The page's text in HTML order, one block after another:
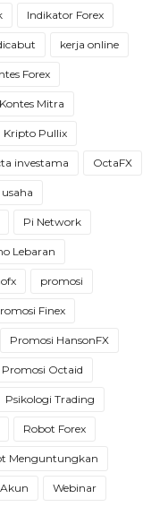
Indikator Forex
kerja online
Forex
Kontes Mitra
Kripto Pullix
investama OctaFX
Pi Network
Lebaran
promosi
Finex
Promosi HansonFX
Promosi Octaid
Psikologi Trading
Robot Forex
Menguntungkan
Webinar